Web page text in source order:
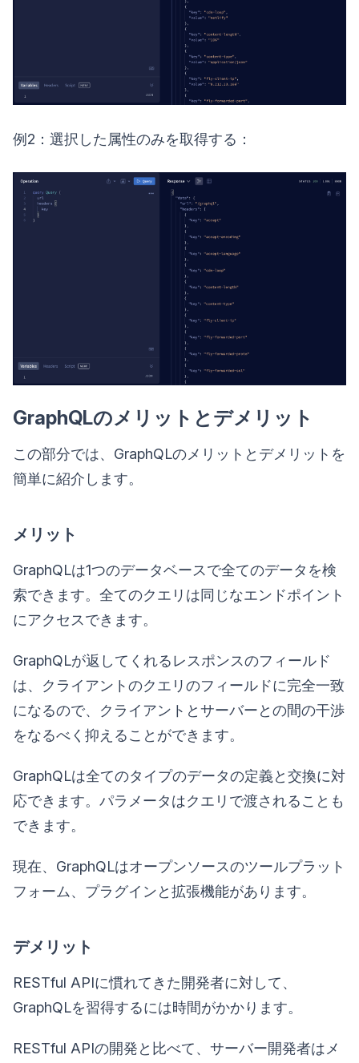
例2：選択した属性のみを取得する：
GraphQLのメリットとデメリット
この部分では、GraphQLのメリットとデメリットを
簡単に紹介します。
メリット
GraphQLは1つのデータベースで全てのデータを検
索できます。全てのクエリは同じなエンドポイント
にアクセスできます。
GraphQLが返してくれるレスポンスのフィールド
は、クライアントのクエリのフィールドに完全一致
になるので、クライアントとサーバーとの間の干渉
をなるべく抑えることができます。
GraphQLは全てのタイプのデータの定義と交換に対
応できます。パラメータはクエリで渡されることも
できます。
現在、GraphQLはオープンソースのツールプラット
フォーム、プラグインと拡張機能があります。
デメリット
RESTful APIに慣れてきた開発者に対して、
GraphQLを習得するには時間がかかります。
RESTful APIの開発と比べて、サーバー開発者はメ